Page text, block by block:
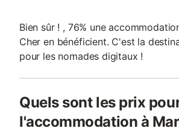
Bien sûr ! , 76% une
Cher en bénéficient. C'est la
pour les nomades digitaux !
Quels sont les prix
l'accommodation à